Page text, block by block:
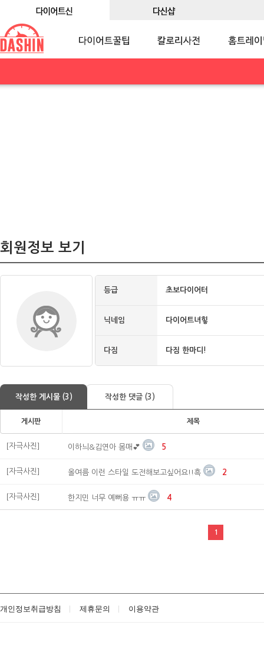
회원정보 보기
등급 초보다이어터
닉네임 다이어트녀힣
다짐 다짐 한마디!
작성한 게시물 (3) 작성한 댓글 (3)
게시판 제목
[자극사진] 이하늬&김연아 몸매💕 5
[자극사진] 올여름 이런 스타일 도전해보고싶어요!!흑 2
[자극사진] 한지민 너무 예뻐용 ㅠㅠ 4
1
개인정보취급방침 제휴문의 이용약관